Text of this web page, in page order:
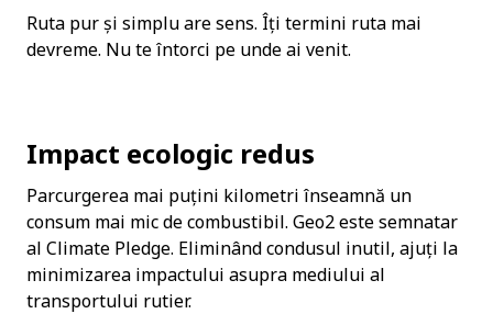
Ruta pur și simplu are sens. Îți termini ruta mai
devreme. Nu te întorci pe unde ai venit.
Impact ecologic redus
Parcurgerea mai puțini kilometri înseamnă un
consum mai mic de combustibil. Geo2 este semnatar
al Climate Pledge. Eliminând condusul inutil, ajuți la
minimizarea impactului asupra mediului al
transportului rutier.